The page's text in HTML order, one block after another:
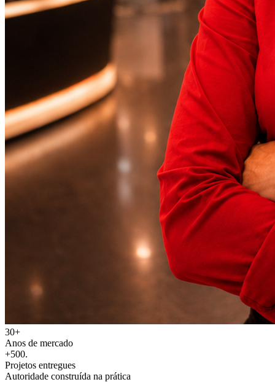
30+
Anos de mercado
+500.
Projetos entregues
Autoridade construída na prática